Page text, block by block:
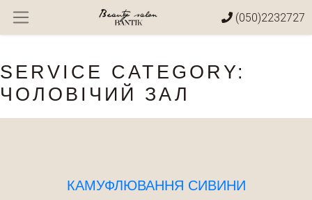
Skip
(050)2232727
SERVICE CATEGORY:
ЧОЛОВІЧИЙ ЗАЛ
КАМУФЛЮВАННЯ СИВИНИ